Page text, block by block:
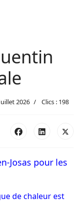
2026 Clics : 198
Josas pour les
de chaleur est